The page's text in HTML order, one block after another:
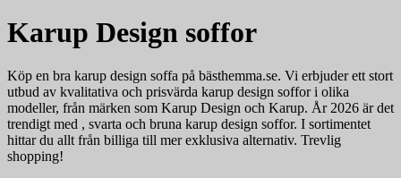
Karup Design soffor
Köp en bra karup design soffa på bästhemma.se. Vi erbjuder ett stort
utbud av kvalitativa och prisvärda karup design soffor i olika
modeller, från märken som Karup Design och Karup. År 2026 är det
trendigt med , svarta och bruna karup design soffor. I sortimentet
hittar du allt från billiga till mer exklusiva alternativ. Trevlig
shopping!